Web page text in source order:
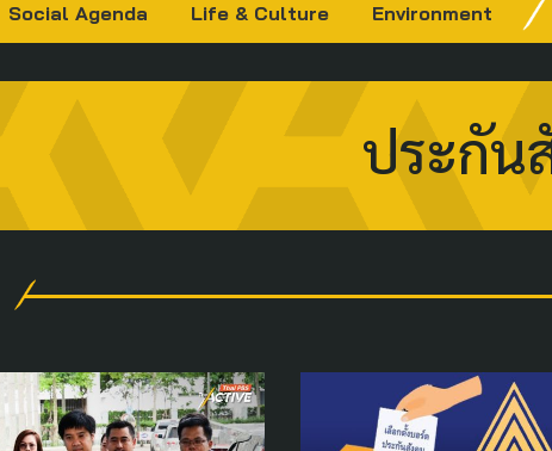
Social Agenda Life & Culture Environment
ประกัน